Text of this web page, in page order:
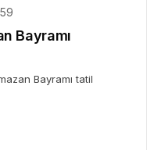
Bayramı
Bayramı tatil